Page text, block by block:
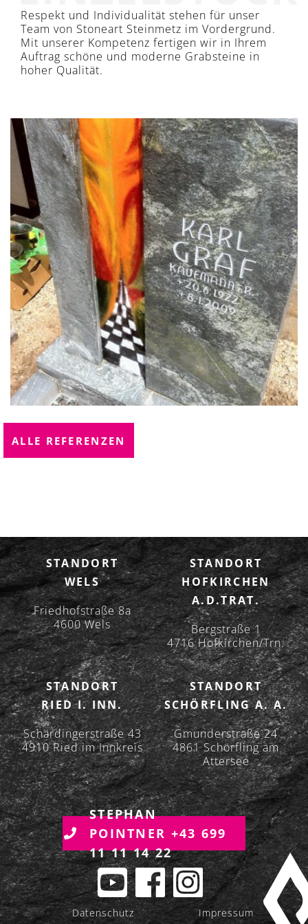
Respekt und Individualität stehen für unser
Team von Stoneart Steinmetz im Vordergrund.
Mit unserer Kompetenz fertigen wir in Ihrem
Auftrag schöne und moderne Grabsteine in
hoher Qualität.
ALLE REFERENZEN
STANDORT
WELS
Friedhofstraße 8a
4600 Wels
STANDORT
HOFKIRCHEN
A.D.TRAT.
Bergstraße 1
4716 Hofkirchen/Trn.
STANDORT
RIED I. INN.
Schärdingerstraße 43
4910 Ried im Innkreis
STANDORT
SCHÖRFLING A. A.
Gmunderstraße 24
4861 Schörfling am
Attersee
STEPHAN
POINTNER +43 699
11 11 14 22
Datenschutz Impressum